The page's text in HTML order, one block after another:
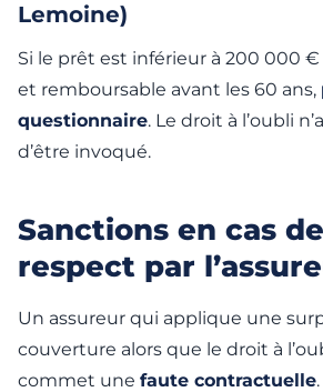
Lemoine)
Si le prêt est inférieur à 200 000
et remboursable avant les 60 ans,
questionnaire. Le droit à l’oubli
d’être invoqué.
Sanctions en cas
respect par
Un assureur qui applique une
couverture alors que le droit à
commet une faute contractuelle